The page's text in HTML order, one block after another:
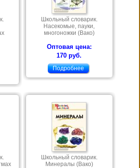
Школьный словарик.
Насекомые, пауки,
многоножки (Вако)
Оптовая цена:
170 руб.
Подробнее
Школьный словарик.
Минералы (Вако)